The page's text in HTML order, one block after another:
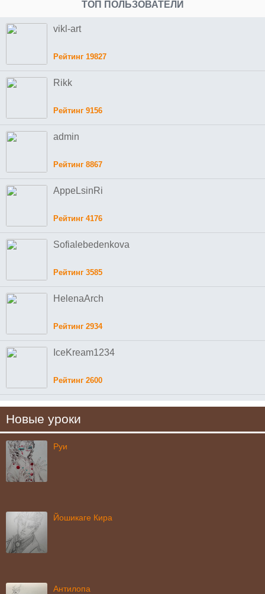
ТОП ПОЛЬЗОВАТЕЛИ
vikl-art
Рейтинг 19827
Rikk
Рейтинг 9156
admin
Рейтинг 8867
AppeLsinRi
Рейтинг 4176
Sofialebedenkova
Рейтинг 3585
HelenaArch
Рейтинг 2934
IceKream1234
Рейтинг 2600
Новые уроки
Руи
Йошикаге Кира
Антилопа